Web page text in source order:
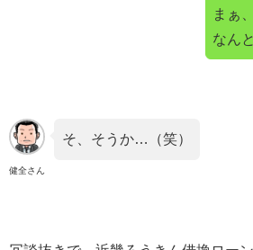
まぁ
なん
健全さん
そ、そうか…（笑）